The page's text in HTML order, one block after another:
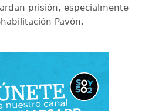
prisión, especialmente
Pavón.